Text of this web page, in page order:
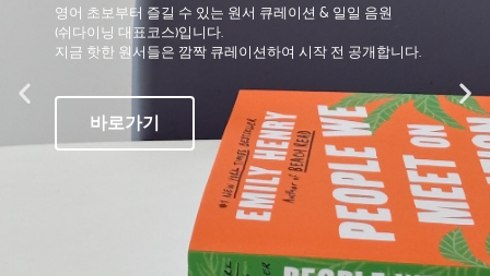
영어 초보부터 즐길 수 있는 원서 큐레이션 & 일일 음원
(쉬다이닝 대표코스)입니다.
지금 핫한 원서들은 깜짝 큐레이션하여 시작 전 공개합니다.
바로가기